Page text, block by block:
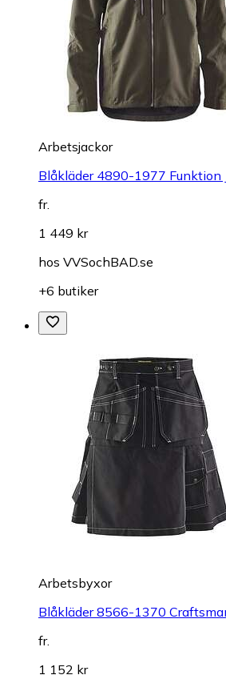
Arbetsjackor
Blåkläder 4890-1977 Funktion
fr.
1 449 kr
hos VVSochBAD.se
+6 butiker
Arbetsbyxor
Blåkläder 8566-1370
fr.
1 152 kr